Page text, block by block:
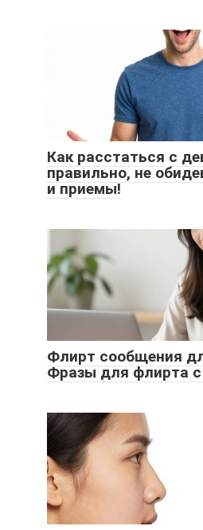
Как расстаться с
правильно, не
и приемы!
Флирт сообщения
Фразы для флирта